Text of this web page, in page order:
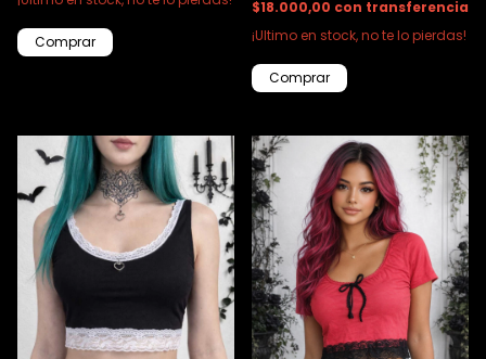
Comprar
$18.000,00 con transferencia
¡Ultimo en stock, no te lo pierdas!
Comprar